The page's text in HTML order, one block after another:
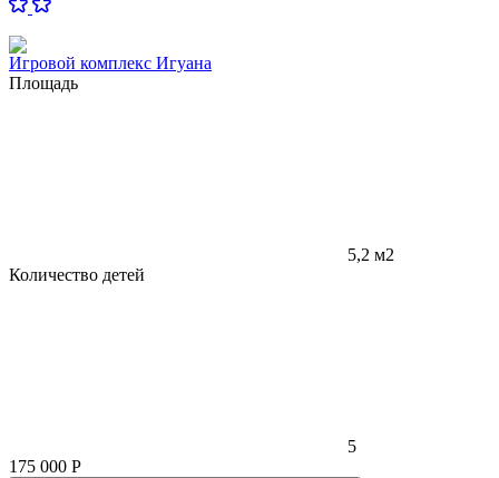
Игровой комплекс Игуана
Площадь
5,2 м2
Количество детей
5
175 000 Р